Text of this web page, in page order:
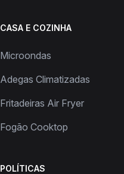
CASA E COZINHA
Microondas
Adegas Climatizadas
Fritadeiras Air Fryer
Fogão Cooktop
POLÍTICAS